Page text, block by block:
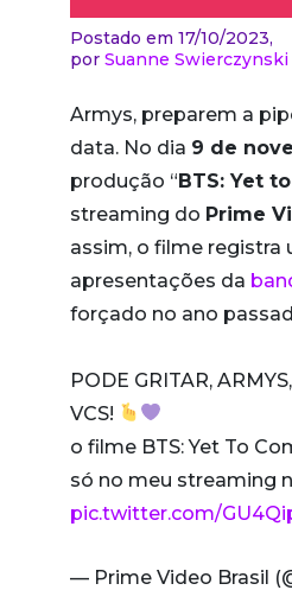
Postado em 17/10/2023,
por Suanne Swierczynski
Armys, preparem a
data. No dia 9 de
produção “BTS: Yet
streaming do Prime
assim, o filme registra
apresentações da
forçado no ano
PODE GRITAR,
VCS!
o filme BTS: Yet To
só no meu streaming
pic.twitter.com/
— Prime Video Brasil